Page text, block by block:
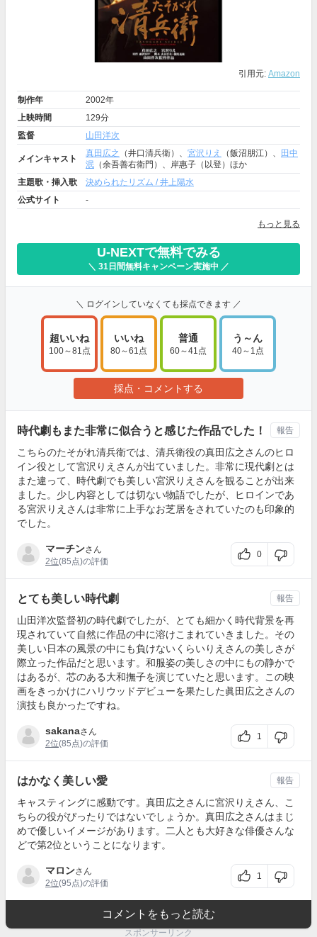
引用元: Amazon
制作年
2002年
上映時間
129分
監督
山田洋次
メインキャスト
真田広之 （井口清兵衛）、 宮沢りえ （飯沼朋江）、
田中
泯 （余吾善右衛門）、岸惠子（以登）ほか
主題歌・挿入歌
決められたリズム / 井上陽水
公式サイト
-
もっと見る
U-NEXTで無料でみる
＼ 31日間無料キャンペーン実施中 ／
＼ ログインしていなくても採点できます ／
超いいね
100～81点
いいね
80～61点
普通
60～41点
う～ん
40～1点
採点・コメントする
時代劇もまた非常に似合うと感じた作品でした！
こちらのたそがれ清兵衛では、清兵衛役の真田広之さんのヒロ
イン役として宮沢りえさんが出ていました。非常に現代劇とは
また違って、時代劇でも美しい宮沢りえさんを観ることが出来
ました。少し内容としては切ない物語でしたが、ヒロインであ
る宮沢りえさんは非常に上手なお芝居をされていたのも印象的
でした。
マーチンさん
2位(85点)の評価
0
報告
とても美しい時代劇
山田洋次監督初の時代劇でしたが、とても細かく時代背景を再
現されていて自然に作品の中に溶けこまれていきました。その
美しい日本の風景の中にも負けないくらいりえさんの美しさが
際立った作品だと思います。和服姿の美しさの中にもの静かで
はあるが、芯のある大和撫子を演じていたと思います。この映
画をきっかけにハリウッドデビューを果たした眞田広之さんの
演技も良かったですね。
sakanaさん
2位(85点)の評価
1
報告
はかなく美しい愛
キャスティングに感動です。真田広之さんに宮沢りえさん、こ
ちらの役がぴったりではないでしょうか。真田広之さんはまじ
めで優しいイメージがあります。二人とも大好きな俳優さんな
どで第2位ということになります。
マロンさん
2位(95点)の評価
1
報告
コメントをもっと読む
スポンサーリンク